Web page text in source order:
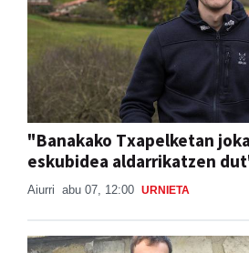
"Banakako Txapelketan
eskubidea aldarrikatzen
Aiurri abu 07, 12:00 URNIETA